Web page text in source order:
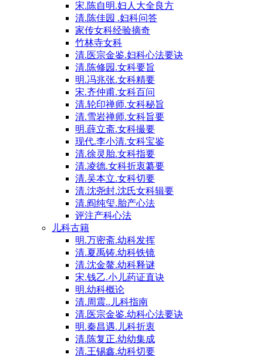
宋.陈自明.妇人大全良方
清.陈佳园 .妇科问答
家传女科经验摘奇
竹林寺女科
清.医宗金鉴.妇科心法要诀
清.陈修园.女科要旨
明.冯兆张.女科精要
宋.齐仲甫.女科百问
清.轮印禅师.女科秘旨
清.雪岩禅师.女科旨要
明.薛立斋.女科撮要
现代.李小清.女科宝鉴
清.徐灵胎.女科指要
清.凌德.女科折衷纂要
清.吴本立.女科切要
清.沈尧封.沈氏女科辑要
清.阎纯玺.胎产心法
评注产科心法
儿科古籍
明.万密斋.幼科发挥
清.夏禹铸.幼科铁镜
清.沈金鳌.幼科释谜
宋.钱乙.小儿药证直诀
明.幼科概论
清.周震..儿科指南
清.医宗金鉴.幼科心法要诀
明.秦昌遇.儿科折衷
清.陈复正.幼幼集成
清.王锡鑫.幼科切要